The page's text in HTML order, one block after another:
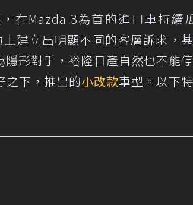
在Mazda 3為首的進口車持續
建立出明顯不同的客層訴求，
形對手，裕隆日產自然也不能
之下，推出的小改款車型。以下